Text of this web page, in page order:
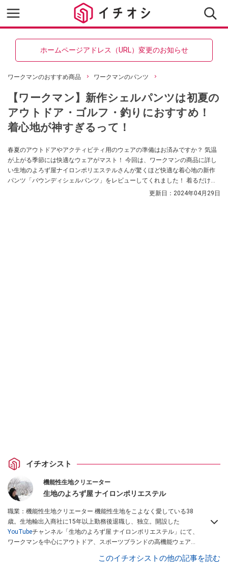
ホームページアドレス（URL）変更のお知らせ
ワークマンのおすすめ商品 ワークマンのパンツ
【ワークマン】新作シェルパンツは初夏の
アウトドア・ゴルフ・釣りにおすすめ！
着心地が神すぎるって！
春夏のアウトドアやアクティビティ用のウェアの準備はお済みですか？ 気温
が上がる季節には快適なウェアがマスト！ 今回は、ワークマンの商品に詳し
い生地のよろず屋ナイロンポリエステルさんが驚くほど快適な着心地の新作
パンツ「バウンディシェルパンツ」をレビューしてくれました！ 着るだけで
紫外線対策もできる優れものなんだとか。ぜひ参考にしてみてください。
更新日： 2024年04月29日
イチオシスト
機能性生地クリエーター
生地のよろず屋 ナイロンポリエステル
職業：機能性生地クリエーター 機能性生地をこよなく愛している38
歳。生地輸出入商社に15年以上勤務後退職し、独立。開設した
YouTubeチャンネル「生地のよろず屋 ナイロンポリエステル」にて、
ワークマンを中心にアウトドア、スポーツブランドの高機能ウェアを
このイチオシストの他の記事を読む